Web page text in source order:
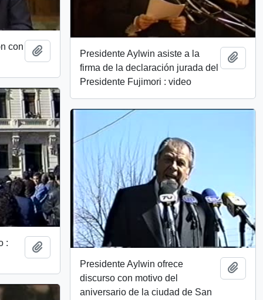
con
Add to clipboardPresidente Aylwin asiste a la
firma de la declaración jurada del
Presidente Fujimori : video
Add
:
Add to clipboard
Presidente Aylwin ofrece
discurso con motivo del
aniversario de la ciudad de San
Add